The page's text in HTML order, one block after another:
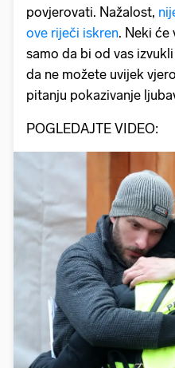
povjerovati. Nažalost,
ove riječi iskren. Neki će
samo da bi od vas
da ne možete uvijek
pitanju pokazivanje
POGLEDAJTE VIDEO: